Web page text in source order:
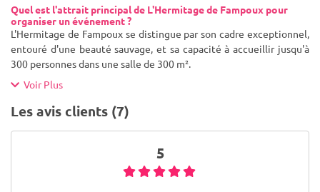
Quel est l'attrait principal de L'Hermitage de Fampoux pour
organiser un événement ?
L'Hermitage de Fampoux se distingue par son cadre exceptionnel,
entouré d'une beauté sauvage, et sa capacité à accueillir jusqu'à
300 personnes dans une salle de 300 m².
Voir Plus
Les avis clients (7)
5